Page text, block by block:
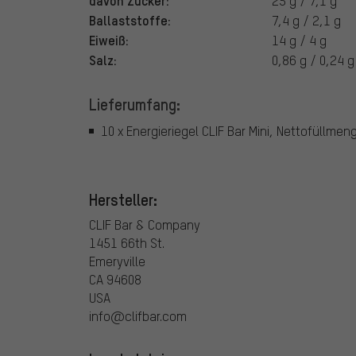
Ballaststoffe: 7,4 g / 2,1 g
Eiweiß: 14 g / 4 g
Salz: 0,86 g / 0,24 g
Lieferumfang:
10 x Energieriegel CLIF Bar Mini,
Hersteller:
CLIF Bar & Company
1451 66th St.
Emeryville
CA 94608
USA
info@clifbar.com